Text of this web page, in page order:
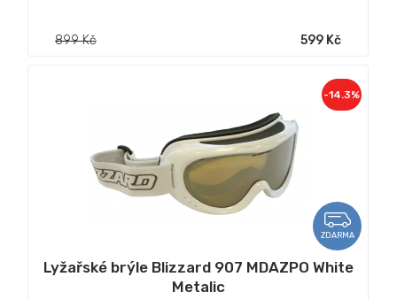
899 Kč 599 Kč
ZDARMA
-14.3%
Lyžařské brýle Blizzard 907 MDAZPO White
Metalic